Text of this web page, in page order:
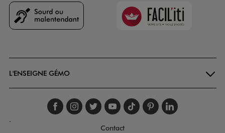
Faciliti
L'ENSEIGNE GÉMO
Suivez-nous sur
Suivez-nous sur
Suivez-nous sur
Suivez-nous
Suivez-nous
Suivez-
.
Contact